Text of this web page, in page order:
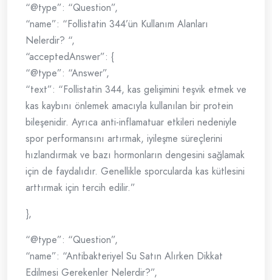
“@type”: “Question”,
“name”: “Follistatin 344’ün Kullanım Alanları
Nelerdir? “,
“acceptedAnswer”: {
“@type”: “Answer”,
“text”: “Follistatin 344, kas gelişimini teşvik etmek ve
kas kaybını önlemek amacıyla kullanılan bir protein
bileşenidir. Ayrıca anti-inflamatuar etkileri nedeniyle
spor performansını artırmak, iyileşme süreçlerini
hızlandırmak ve bazı hormonların dengesini sağlamak
için de faydalıdır. Genellikle sporcularda kas kütlesini
arttırmak için tercih edilir.”
},
“@type”: “Question”,
“name”: “Antibakteriyel Su Satın Alırken Dikkat
Edilmesi Gerekenler Nelerdir?”,